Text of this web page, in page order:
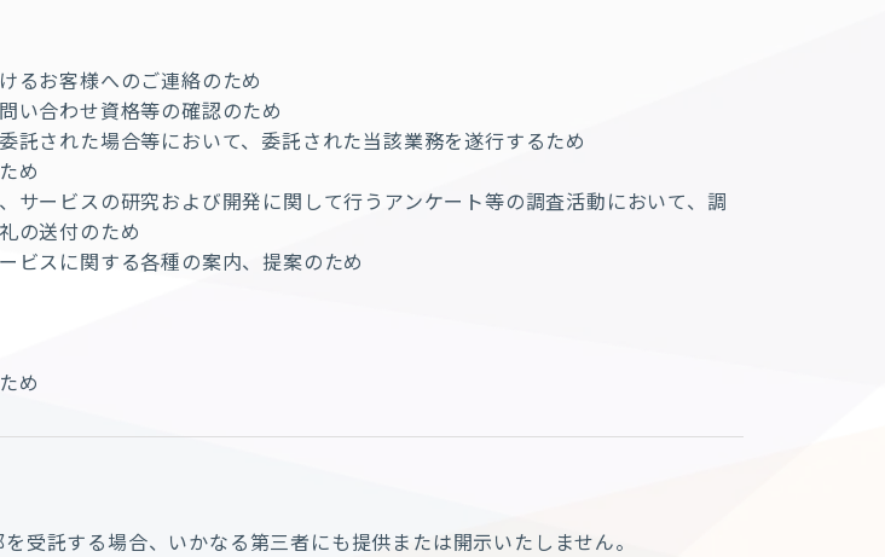
るお客様へのご連絡のため
い合わせ資格等の確認のため
された場合等において、委託された当該業務を遂行するため
め
ービスの研究および開発に関して行うアンケート等の調査活動において、調
の送付のため
ビスに関する各種の案内、提案のため
め
受託する場合、いかなる第三者にも提供または開示いたしません。